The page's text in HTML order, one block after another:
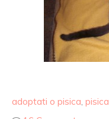
adoptati o pisica, pisica